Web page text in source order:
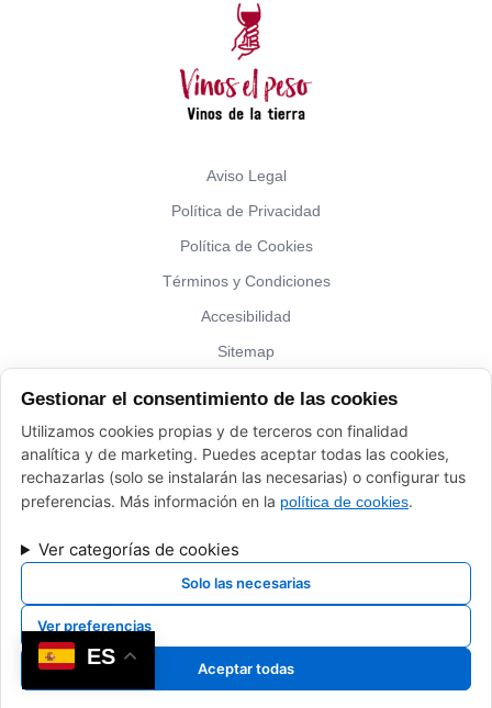
Aviso Legal
Política de Privacidad
Política de Cookies
Términos y Condiciones
Accesibilidad
Sitemap
Vinos El Peso: (+34) 941 226 120
elpeso@vinoyalgomas.com
Gestionar el consentimiento de las cookies
Utilizamos cookies propias y de terceros con finalidad
analítica y de marketing. Puedes aceptar todas las cookies,
rechazarlas (solo se instalarán las necesarias) o configurar tus
preferencias. Más información en la política de cookies.
Ver categorías de cookies
Solo las necesarias
Ver preferencias
Aceptar todas
ES